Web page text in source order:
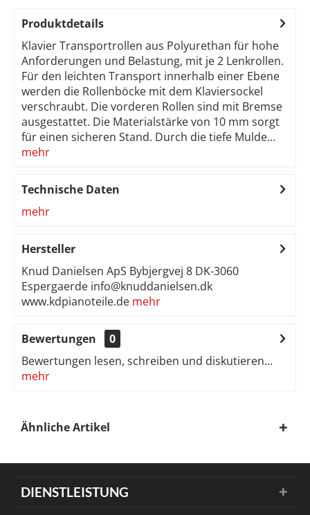
Produktdetails
Klavier Transportrollen aus Polyurethan für hohe
Anforderungen und Belastung, mit je 2 Lenkrollen.
Für den leichten Transport innerhalb einer Ebene
werden die Rollenböcke mit dem Klaviersockel
verschraubt. Die vorderen Rollen sind mit Bremse
ausgestattet. Die Materialstärke von 10 mm sorgt
für einen sicheren Stand. Durch die tiefe Mulde...
mehr
Technische Daten
mehr
Hersteller
Knud Danielsen ApS Bybjergvej 8 DK-3060
Espergaerde info@knuddanielsen.dk
www.kdpianoteile.de mehr
Bewertungen
0
Bewertungen lesen, schreiben und diskutieren...
mehr
Ähnliche Artikel
DIENSTLEISTUNG